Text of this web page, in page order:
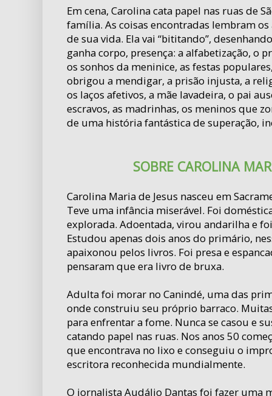
Em cena, Carolina cata papel nas ruas de
família. As coisas encontradas lembram
de sua vida. Ela vai “bititando”,
ganha corpo, presença: a alfabetização, o
os sonhos da meninice, as festas
obrigou a mendigar, a prisão injusta, a
os laços afetivos, a mãe lavadeira, o pai
escravos, as madrinhas, os meninos que
de uma história fantástica de superação,
SOBRE CAROLINA
Carolina Maria de Jesus nasceu em
Teve uma infância miserável. Foi
explorada. Adoentada, virou andarilha e
Estudou apenas dois anos do primário,
apaixonou pelos livros. Foi presa e
pensaram que era livro de bruxa.
Adulta foi morar no Canindé, uma das
onde construiu seu próprio barraco.
para enfrentar a fome. Nunca se casou e
catando papel nas ruas. Nos anos 50
que encontrava no lixo e conseguiu o
escritora reconhecida mundialmente.
O jornalista Audálio Dantas foi fazer uma